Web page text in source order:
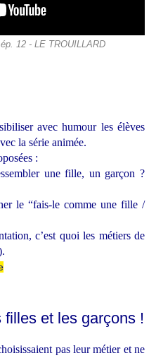
12 - LE TROUILLARD
avec humour les élèves
la série animée.
:
une fille, un garçon ?
le “fais-le comme une fille /
c’est quoi les métiers de
filles et les garçons !
pas leur métier et ne